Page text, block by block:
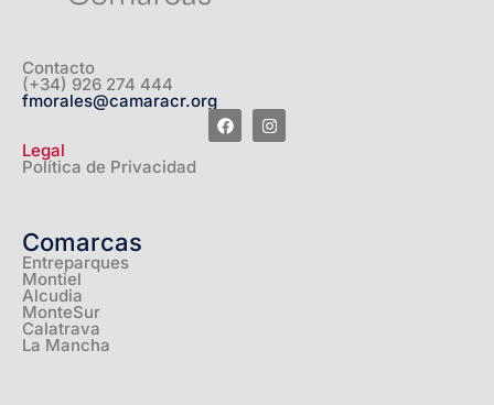
Contacto
(+34) 926 274 444
fmorales@camaracr.org
Legal
Política de Privacidad
Comarcas
Entreparques
Montiel
Alcudia
MonteSur
Calatrava
La Mancha